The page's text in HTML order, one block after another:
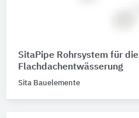
SitaPipe Rohrsystem für die
Flachdachentwässerung
Sita Bauelemente